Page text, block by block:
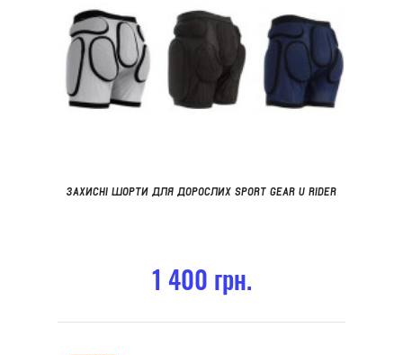
ЗАХИСНІ ШОРТИ ДЛЯ ДОРОСЛИХ SPORT GEAR U RIDER
1 400 грн.